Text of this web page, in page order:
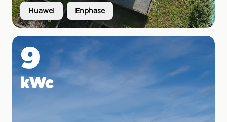
Huawei Enphase
9
kWc